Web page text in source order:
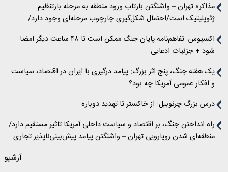
مذاکره تهران – واشنگتن بازتاب ورود منطقه به مرحله‌ بازتنظیم
ژئوپلیتیک است/احتمال شکل‌گیری چارچوب مرحله‌ای وجود دارد/
میانجی‌گری
اکسیوس: تفاهم‌نامه پایان جنگ ممکن است تا ۴۸ ساعت دیگر امضا
شود + جزئیات ادعایی
یک هفته جنگ، پنج اثر بزرگ: پیامد درگیری با ایران در اقتصاد، سیاست
و افکار عمومی آمریکا چه بود؟
درس بزرگ چرنوبیل: از خاکستر تا تهدید دوباره
راه انداختن جنگ، بر اقتصاد و سیاست داخلی آمریکا تاثیر مستقیم دارد/
منطقه‌ای شدن رویارویی تهران – واشنگتن پیامد پیش‌بینی‌ناپذیر تجاری
آرشیو